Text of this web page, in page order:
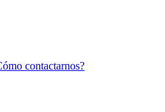
contactarnos?